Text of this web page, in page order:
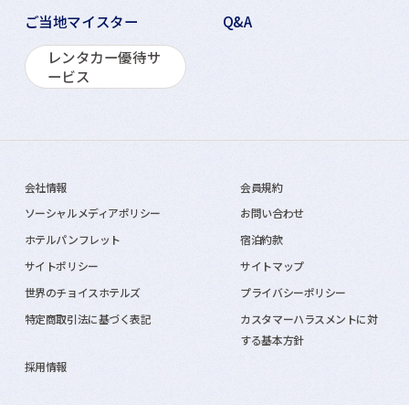
ご当地マイスター
Q&A
レンタカー優待サ
ービス
会社情報
会員規約
ソーシャルメディアポリシー
お問い合わせ
ホテルパンフレット
宿泊約款
サイトポリシー
サイトマップ
世界のチョイスホテルズ
プライバシーポリシー
特定商取引法に基づく表記
カスタマーハラスメントに対
する基本方針
採用情報